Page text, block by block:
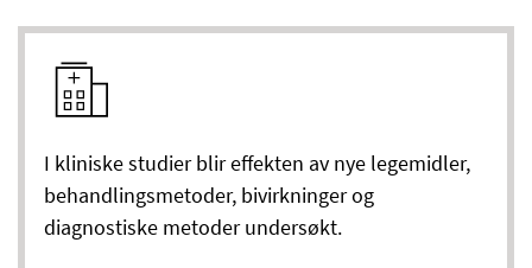
I kliniske studier blir effekten av nye legemidler,
behandlingsmetoder, bivirkninger og
diagnostiske metoder undersøkt.